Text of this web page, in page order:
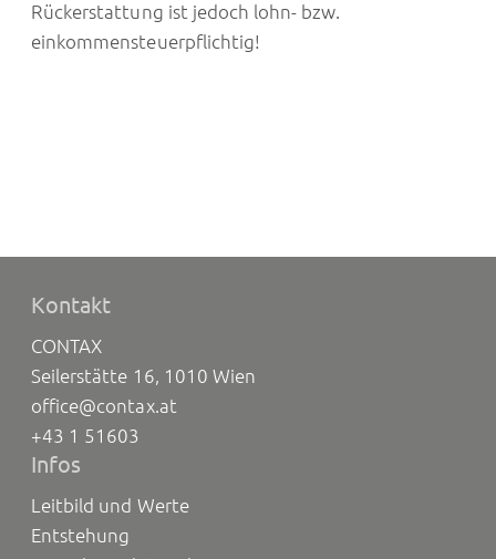
Rückerstattung ist jedoch lohn- bzw.
einkommensteuerpflichtig!
Kontakt
CONTAX
Seilerstätte 16, 1010 Wien
office@contax.at
+43 1 51603
Infos
Leitbild und Werte
Entstehung